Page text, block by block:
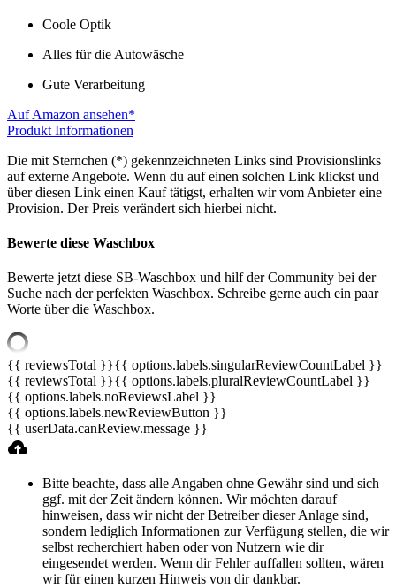
Coole Optik
Alles für die Autowäsche
Gute Verarbeitung
Auf Amazon ansehen*
Produkt Informationen
Die mit Sternchen (*) gekennzeichneten Links sind Provisionslinks
auf externe Angebote. Wenn du auf einen solchen Link klickst und
über diesen Link einen Kauf tätigst, erhalten wir vom Anbieter eine
Provision. Der Preis verändert sich hierbei nicht.
Bewerte diese Waschbox
Bewerte jetzt diese SB-Waschbox und hilf der Community bei der
Suche nach der perfekten Waschbox. Schreibe gerne auch ein paar
Worte über die Waschbox.
{{ reviewsTotal }}{{ options.labels.singularReviewCountLabel }}
{{ reviewsTotal }}{{ options.labels.pluralReviewCountLabel }}
{{ options.labels.noReviewsLabel }}
{{ options.labels.newReviewButton }}
{{ userData.canReview.message }}
Bitte beachte, dass alle Angaben ohne Gewähr sind und sich
ggf. mit der Zeit ändern können. Wir möchten darauf
hinweisen, dass wir nicht der Betreiber dieser Anlage sind,
sondern lediglich Informationen zur Verfügung stellen, die wir
selbst recherchiert haben oder von Nutzern wie dir
eingesendet werden. Wenn dir Fehler auffallen sollten, wären
wir für einen kurzen Hinweis von dir dankbar.